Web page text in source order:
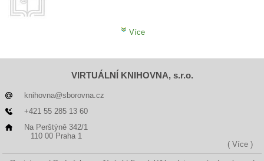
Více
VIRTUÁLNÍ KNIHOVNA, s.r.o.
knihovna@sborovna.cz
+421 55 285 13 60
Na Perštýně 342/1
110 00 Praha 1
( Více )